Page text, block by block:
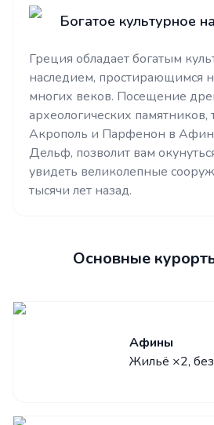
Богатое культурное
Греция обладает богатым
наследием, простирающимся
многих веков. Посещение
археологических памятников,
Акрополь и Парфенон в
Дельф, позволит вам
увидеть великолепные
тысячи лет назад.
Основные
Афины
Жильё ×2,